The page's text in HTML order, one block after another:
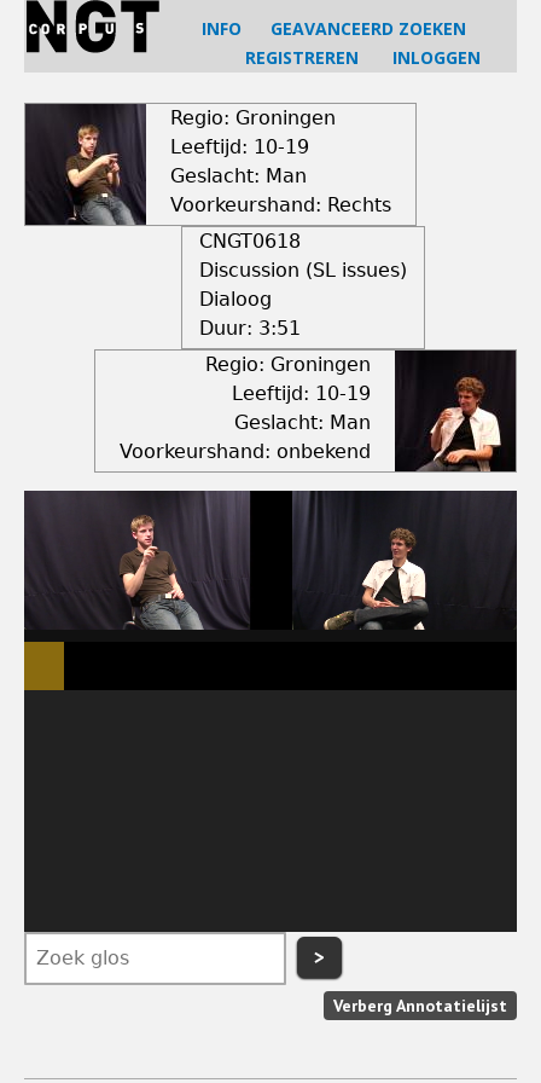
Jump
navigation
INFO
GEAVANCEERD ZOEKEN
REGISTREREN
INLOGGEN
Regio: Groningen
Leeftijd: 10-19
Geslacht: Man
Voorkeurshand: Rechts
CNGT0618
Discussion (SL issues)
Dialoog
Duur: 3:51
Regio: Groningen
Leeftijd: 10-19
Geslacht: Man
Voorkeurshand: onbekend
>
Verberg Annotatielijst